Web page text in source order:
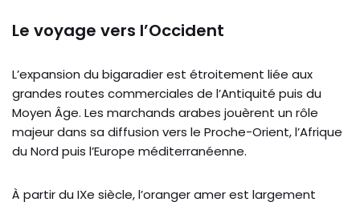
Le voyage vers l’Occident
L’expansion du bigaradier est étroitement liée aux
grandes routes commerciales de l’Antiquité puis du
Moyen Âge. Les marchands arabes jouèrent un rôle
majeur dans sa diffusion vers le Proche-Orient, l’Afrique
du Nord puis l’Europe méditerranéenne.
À partir du IXe siècle, l’oranger amer est largement